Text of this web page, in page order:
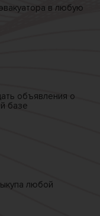
эвакуатора в любую
объявления о
базе
любой